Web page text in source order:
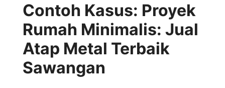
Contoh Kasus: Proyek
Rumah Minimalis: Jual
Atap Metal Terbaik
Sawangan